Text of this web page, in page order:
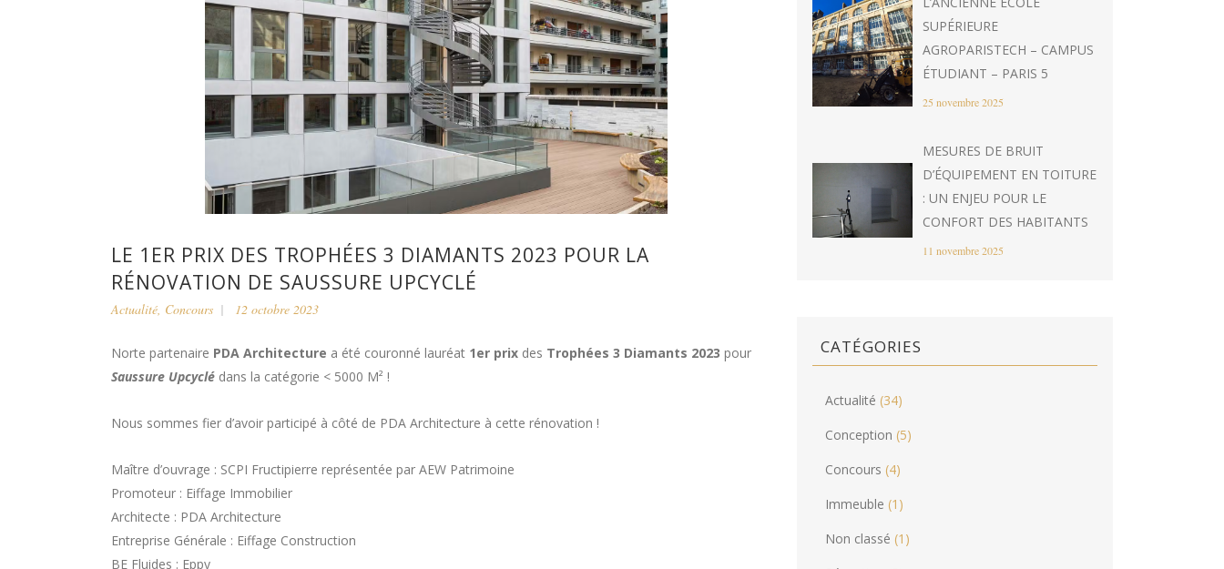
LE 1ER PRIX DES TROPHÉES 3 DIAMANTS 2023 POUR LA
RÉNOVATION DE SAUSSURE UPCYCLÉ
Actualité, Concours 12 octobre 2023
Norte partenaire PDA Architecture a été couronné lauréat 1er prix des Trophées 3 Diamants 2023 pour
Saussure Upcyclé dans la catégorie < 5000 M² !
Nous sommes fier d’avoir participé à côté de PDA Architecture à cette rénovation !
Maître d’ouvrage : SCPI Fructipierre représentée par AEW Patrimoine
Promoteur : Eiffage Immobilier
Architecte : PDA Architecture
Entreprise Générale : Eiffage Construction
BE Fluides : Eppy
SUPÉRIEURE
AGROPARISTECH – CAMPUS
ÉTUDIANT – PARIS 5
25 novembre 2025
MESURES DE BRUIT
D’ÉQUIPEMENT EN TOITURE
: UN ENJEU POUR LE
CONFORT DES HABITANTS
11 novembre 2025
CATÉGORIES
Actualité (34)
Conception (5)
Concours (4)
Immeuble (1)
Non classé (1)